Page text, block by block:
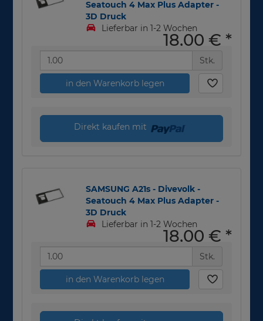
Seatouch 4 Max Plus Adapter -
3D Druck
Lieferbar in 1-2 Wochen
18,00 € *
Stk.
in den Warenkorb legen
Direkt kaufen mit
SAMSUNG A21s - Divevolk -
Seatouch 4 Max Plus Adapter -
3D Druck
Lieferbar in 1-2 Wochen
18,00 € *
Stk.
in den Warenkorb legen